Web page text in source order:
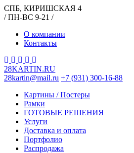
СПБ, КИРИШСКАЯ 4
/ ПН-ВС 9-21 /
О компании
Контакты
28KARTIN.RU
28kartin@mail.ru +7 (931) 300-16-88
Картины / Постеры
Рамки
ГОТОВЫЕ РЕШЕНИЯ
Услуги
Доставка и оплата
Портфолио
Распродажа